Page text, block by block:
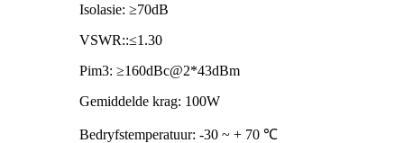
Isolasie: ≥70dB
VSWR::≤1.30
Pim3: ≥160dBc@2*43dBm
Gemiddelde krag: 100W
Bedryfstemperatuur: -30 ~ + 70 ℃